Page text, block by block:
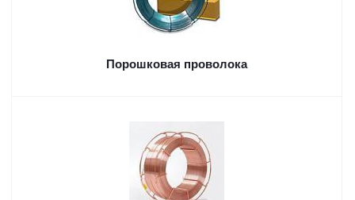
Порошковая проволока